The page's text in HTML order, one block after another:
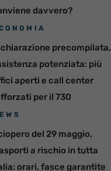
davvero?
precompilata,
potenziata: più
aperti e call center
per il 730
del 29 maggio,
a rischio in tutta
orari, fasce garantite